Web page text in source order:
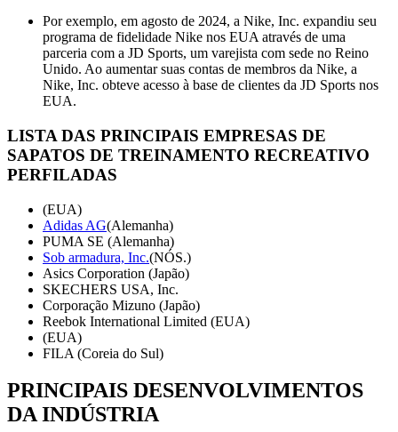
Por exemplo, em agosto de 2024, a Nike, Inc. expandiu seu
programa de fidelidade Nike nos EUA através de uma
parceria com a JD Sports, um varejista com sede no Reino
Unido. Ao aumentar suas contas de membros da Nike, a
Nike, Inc. obteve acesso à base de clientes da JD Sports nos
EUA.
LISTA DAS PRINCIPAIS EMPRESAS DE
SAPATOS DE TREINAMENTO RECREATIVO
PERFILADAS
(EUA)
Adidas AG(Alemanha)
PUMA SE (Alemanha)
Sob armadura, Inc.(NÓS.)
Asics Corporation (Japão)
SKECHERS USA, Inc.
Corporação Mizuno (Japão)
Reebok International Limited (EUA)
(EUA)
FILA (Coreia do Sul)
PRINCIPAIS DESENVOLVIMENTOS
DA INDÚSTRIA